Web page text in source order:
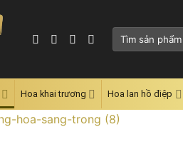
Tìm
Hoa khai trương Hoa lan hồ điệp